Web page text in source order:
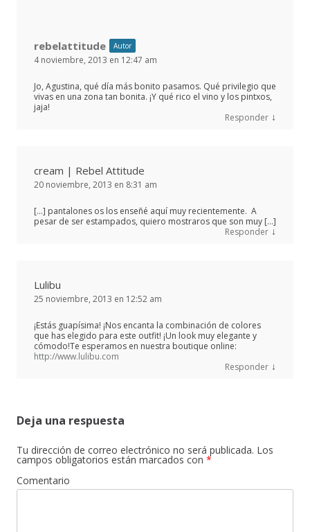
rebelattitude Autor
4 noviembre, 2013 en 12:47 am
Jo, Agustina, qué día más bonito pasamos. Qué privilegio que
vivas en una zona tan bonita. ¡Y qué rico el vino y los pintxos,
jaja!
Responder ↓
cream | Rebel Attitude
20 noviembre, 2013 en 8:31 am
[…] pantalones os los enseñé aquí muy recientemente. A
pesar de ser estampados, quiero mostraros que son muy […]
Responder ↓
Lulibu
25 noviembre, 2013 en 12:52 am
¡Estás guapísima! ¡Nos encanta la combinación de colores
que has elegido para este outfit! ¡Un look muy elegante y
cómodo!Te esperamos en nuestra boutique online:
http://www.lulibu.com
Responder ↓
Deja una respuesta
Tu dirección de correo electrónico no será publicada. Los
campos obligatorios están marcados con *
Comentario